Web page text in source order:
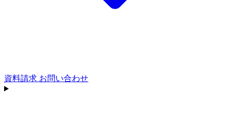
資料請求 お問い合わせ